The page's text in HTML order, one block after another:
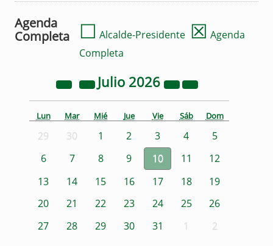
Agenda
Completa
☐ Alcalde-Presidente ☒ Agenda
Completa
Julio 2026
Lun Mar Mié Jue Vie Sáb Dom
29 30 1 2 3 4
5
6
7 8 9 10 11
12
13
14 15 16 17 18
19
20
21 22 23 24 25
26
27
28 29 30 31 1 2